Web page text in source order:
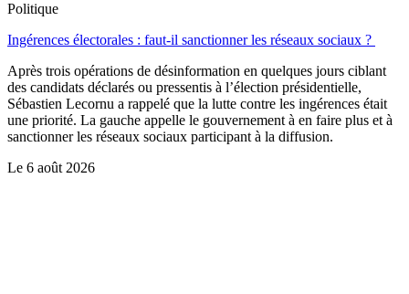
Politique
Ingérences électorales : faut-il sanctionner les réseaux sociaux ?
Après trois opérations de désinformation en quelques jours ciblant
des candidats déclarés ou pressentis à l’élection présidentielle,
Sébastien Lecornu a rappelé que la lutte contre les ingérences était
une priorité. La gauche appelle le gouvernement à en faire plus et à
sanctionner les réseaux sociaux participant à la diffusion.
Le 6 août 2026